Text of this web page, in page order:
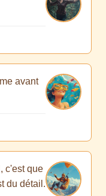
avant
c'est que
du détail.